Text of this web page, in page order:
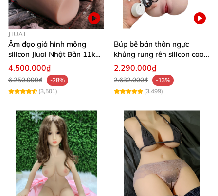
JIUAI
Âm đạo giả hình mông
silicon Jiuai Nhật Bản 11kg
kích cỡ thật
4.500.000₫
6.250.000₫
-28%
(3,501)
Búp bê bán thân ngực
khủng rung rên silicon cao
cấp kích thích cực đã
2.290.000₫
2.632.000₫
-13%
(3,499)